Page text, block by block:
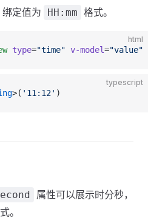
定值为 HH:mm 格式。
html
type="time" v-model="value"
typescript
>( '11:12' )
属性可以展示时分秒，
。